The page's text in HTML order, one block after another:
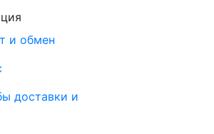
и обмен
доставки и